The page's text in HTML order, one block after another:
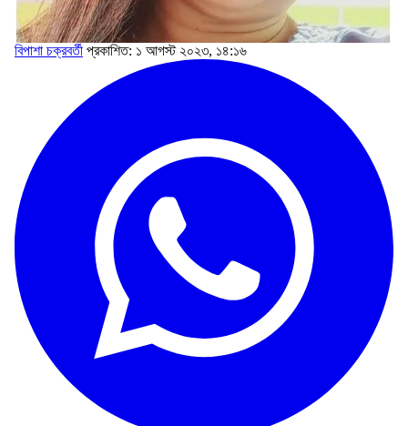
বিপাশা চক্রবর্তী প্রকাশিত: ১ আগস্ট ২০২৩, ১৪:১৬